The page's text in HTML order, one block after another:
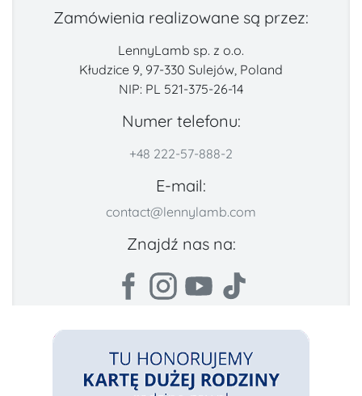
Zamówienia realizowane są przez:
LennyLamb sp. z o.o.
Kłudzice 9, 97-330 Sulejów, Poland
NIP: PL 521-375-26-14
Numer telefonu:
+48 222-57-888-2
E-mail:
contact@lennylamb.com
Znajdź nas na: